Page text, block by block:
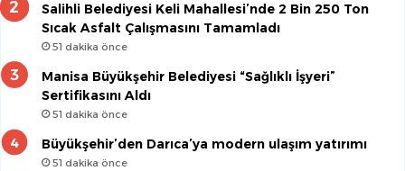
Salihli Belediyesi Keli Mahallesi’nde 2 Bin 250 Ton
Sıcak Asfalt Çalışmasını Tamamladı
51 dakika önce
Manisa Büyükşehir Belediyesi “Sağlıklı İşyeri”
Sertifikasını Aldı
51 dakika önce
Büyükşehir’den Darıca’ya modern ulaşım yatırımı
51 dakika önce